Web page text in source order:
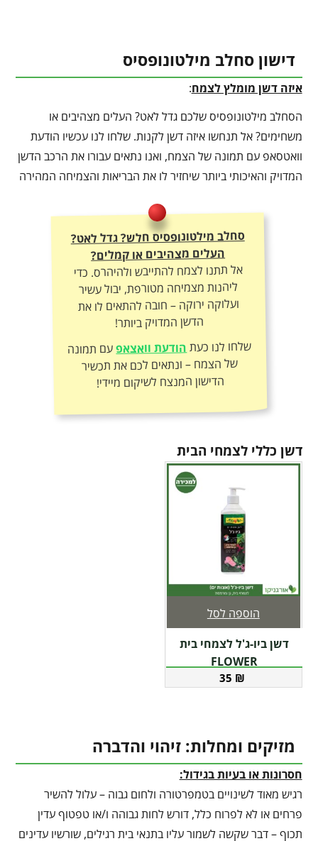
דישון סחלב מילטונופסיס
איזה דשן מומלץ לצמח:
הסחלב מילטונופסיס שלכם גדל לאט? העלים מצהיבים או
משחימים? אל תנחשו איזה דשן לקנות. שלחו לנו עכשיו הודעת
וואטסאפ עם תמונה של הצמח, ואנו נתאים עבורו את הרכב הדשן
המדויק והאיכותי ביותר שיחזיר לו את הבריאות והצמיחה המהירה
סחלב מילטונופסיס חלש? גדל לאט?
העלים מצהיבים או קמלים?
אל תתנו לצמח להתייבש ולהיהרס. כדי
ליהנות מצמיחה מטורפת, יבול עשיר
ועלוקה ירוקה – חובה להתאים לו את
הדשן המדויק ביותר!
שלחו לנו כעתהודעת וואצאפעם תמונה
של הצמח – ונתאים לכם את תכשיר
הדישון המנצח לשיקום מיידי!
דשן כללי לצמחי הבית
דשן ביו-ג'ל לצמחי בית
FLOWER
35 ₪
הוספה לסל
מזיקים ומחלות: זיהוי והדברה
חסרונות או בעיות בגידול:
רגיש מאוד לשינויים בטמפרטורה ולחום גבוה – עלול להשיר
פרחים או לא לפרוח כלל, דורש לחות גבוהה ו/או טפטוף עדין
תכוף – דבר שקשה לשמור עליו בתנאי בית רגילים, שורשיו עדינים